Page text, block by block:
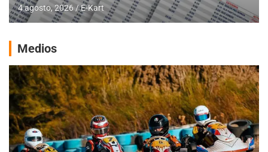
4 agosto, 2026 E-Kart
Medios